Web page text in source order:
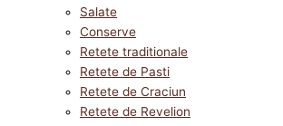
Salate
Conserve
Retete traditionale
Retete de Pasti
Retete de Craciun
Retete de Revelion